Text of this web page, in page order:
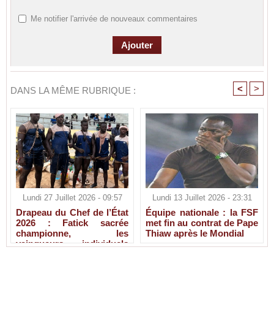
Me notifier l'arrivée de nouveaux commentaires
DANS LA MÊME RUBRIQUE : < >
Lundi 27 Juillet 2026 - 09:57
Drapeau du Chef de l’État
2026 : Fatick sacrée
championne, les
vainqueurs individuels
Lundi 13 Juillet 2026 - 23:31
Équipe nationale : la FSF
met fin au contrat de Pape
Thiaw après le Mondial